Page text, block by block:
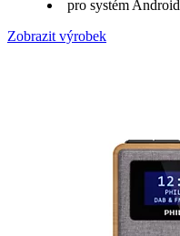
pro systém Android
Zobrazit výrobek